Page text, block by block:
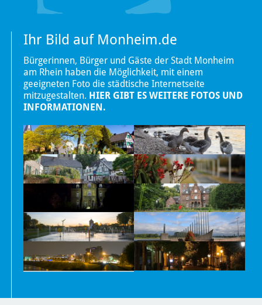
Ihr Bild auf Monheim.de
Bürgerinnen, Bürger und Gäste der Stadt Monheim
am Rhein haben die Möglichkeit, mit einem
geeigneten Foto die städtische Internetseite
mitzugestalten. HIER GIBT ES WEITERE FOTOS UND
INFORMATIONEN.